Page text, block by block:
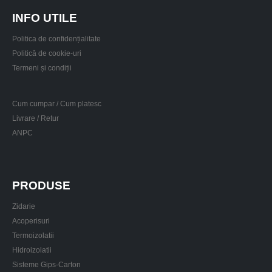
INFO UTILE
Politica de confidențialitate
Politică de cookie-uri
Termeni și condiții
Cum cumpar / Cum platesc
Livrare / Retur
ANPC
PRODUSE
Zidarie
Acoperisuri
Termoizolatii
Hidroizolatii
Sisteme Gips-Carton